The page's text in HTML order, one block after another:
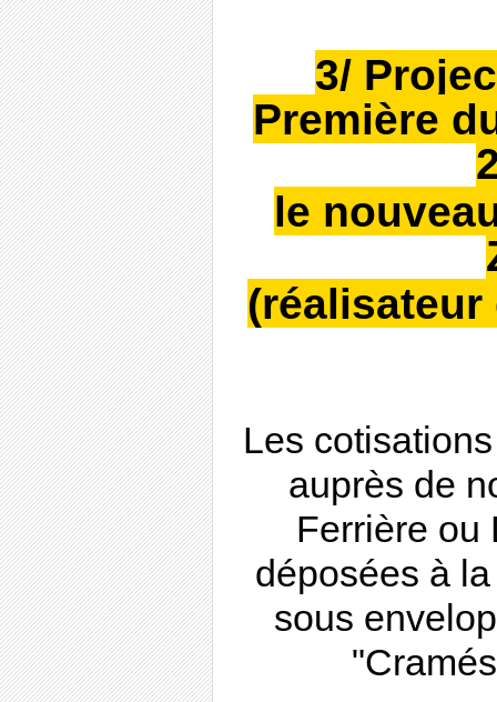
3/
Première
le
(réalisateur
Les
auprès de
Ferrière ou
déposées à
sous